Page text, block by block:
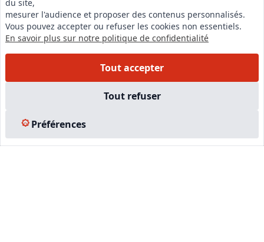
du site,
mesurer l'audience et proposer des contenus personnalisés.
Vous pouvez accepter ou refuser les cookies non essentiels.
En savoir plus sur notre politique de confidentialité
Tout accepter
Tout refuser
Préférences
LinkedIn
Instagram
Facebook
EN SAVOIR PLUS
Formations
Nous rejoindre